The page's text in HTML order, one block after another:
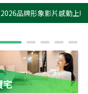
品牌形象影片感動上
宅